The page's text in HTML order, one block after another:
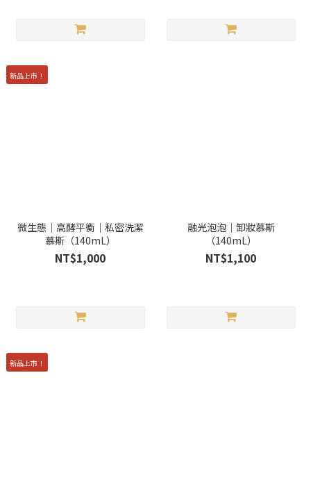
新品上市！
微生態｜高酵平衡｜私密洗潔
慕斯（140mL）
NT$1,000
融光泡泡｜卸妝慕斯
（140mL）
NT$1,100
新品上市！